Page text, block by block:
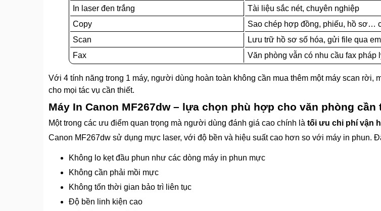
In laser đen trắng
Tài liệu sắc nét, chuyên nghiệp
Copy
Sao chép hợp đồng, phiếu, hồ sơ…
Scan
Lưu trữ hồ sơ số hóa, gửi file qua
Fax
Văn phòng vẫn có nhu cầu fax pháp
Với 4 tính năng trong 1 máy, người dùng hoàn toàn không cần mua thêm một máy scan
cho mọi tác vụ cần thiết.
Máy In Canon MF267dw – lựa chọn phù hợp cho văn phòng
Một trong các ưu điểm quan trọng mà người dùng đánh giá cao chính là tối ưu chi phí vận
Canon MF267dw sử dụng mực laser, với độ bền và hiệu suất cao hơn so với máy in phun.
Không lo kẹt đầu phun như các dòng máy in phun mực
Không cần phải mồi mực
Không tốn thời gian bảo trì liên tục
Độ bền linh kiện cao